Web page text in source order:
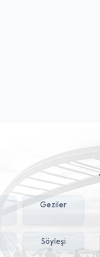
Geziler
Söyleşi